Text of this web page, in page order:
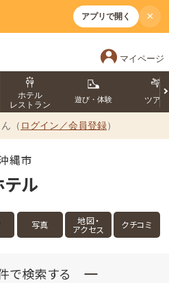
アプリで開く ×
マイページ
ホテル
レストラン
遊び・体験 ツアー
（ ログイン／会員登録）
縄市
ル
写真 地図・
アクセス クチコミ
で検索する